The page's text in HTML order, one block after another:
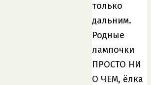
только
дальним.
Родные
лампочки
ПРОСТО НИ
О ЧЕМ, ёлка